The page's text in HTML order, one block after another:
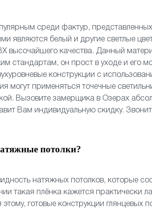
среди фактур,
являются белый и другие светлые
высочайшего качества. Данный
стандартам, он прост в уходе и его
конструкции с
могут применятьсяточечные
Вызовите замерщика в Озерах
Вам индивидуальную скидку.
потолки?
натяжных потолков, которые
такая плёнка кажется практически
готовые конструкции глянцевых